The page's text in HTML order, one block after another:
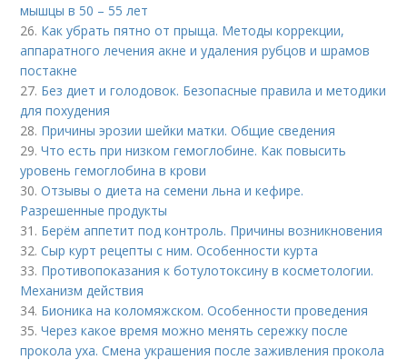
мышцы в 50 – 55 лет
26. Как убрать пятно от прыща. Методы коррекции,
аппаратного лечения акне и удаления рубцов и шрамов
постакне
27. Без диет и голодовок. Безопасные правила и методики
для похудения
28. Причины эрозии шейки матки. Общие сведения
29.Что есть при низком гемоглобине. Как повысить
уровень гемоглобина в крови
30.Отзывы о диета на семени льна и кефире.
Разрешенные продукты
31. Берём аппетит под контроль. Причины возникновения
32.Сыр курт рецепты с ним. Особенности курта
33. Противопоказания к ботулотоксину в косметологии.
Механизм действия
34. Бионика на коломяжском. Особенности проведения
35.Через какое время можно менять сережку после
прокола уха. Смена украшения после заживления прокола